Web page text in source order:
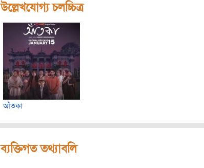
উল্লেখযোগ্য চলচ্চিত্র
আঁতকা
ব্যক্তিগত তথ্যাবলি